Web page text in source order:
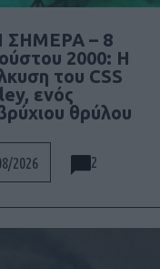
ΣΗΜΕΡΑ – 8
2000: Η
του CSS
ενός
θρύλου
2026 2